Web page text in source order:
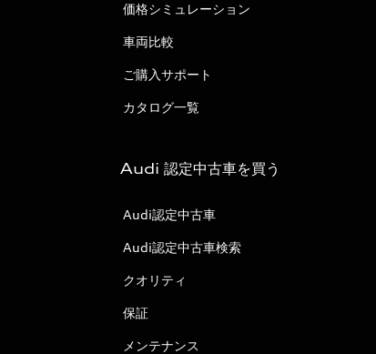
価格シミュレーション
車両比較
ご購入サポート
カタログ一覧
Audi 認定中古車を買う
Audi認定中古車
Audi認定中古車検索
クオリティ
保証
メンテナンス